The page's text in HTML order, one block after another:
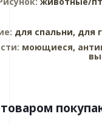
для спальни, для
моющиеся,